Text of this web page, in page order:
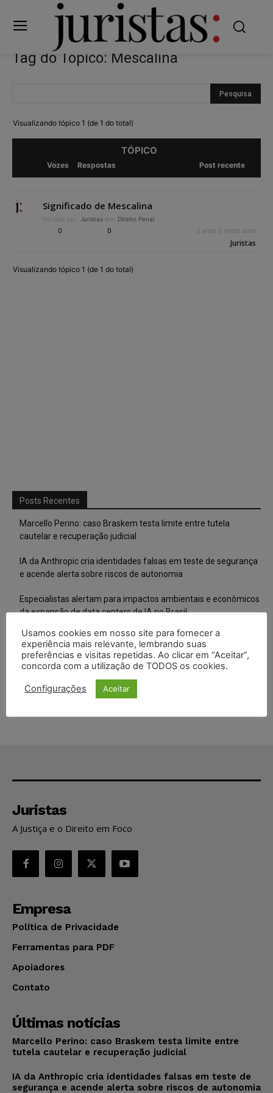
Tag do Tópico: Mescalina
Visualizando tópico 1 (de 1 do total)
TÓPICO
Vozes Respostas Post recente
Significado de Mescalina
Iniciado por: Juristas em: Direito Penal
0 0 2 anos, 5 meses atrás
Juristas
Visualizando tópico 1 (de 1 do total)
Posts Recentes
Marcello Perino: caso Braskem testa limite entre tutela
cautelar e recuperação judicial
IA da Anthropic cria identidades falsas em teste de segurança
e acende alerta sobre riscos de autonomia
Especialistas alertam para impactos ambientais e econômicos
da expansão de data centers de IA no Brasil
TSE reforça que sistemas das urnas eletrônicas tornam-se
invioláveis após assinatura digital e lacração
STF inicia julgamento sobre constitucionalidade da proibição
dos jogos de azar no Brasil
Juristas
A Justiça e o Direito em Foco
Empresa
Política de Privacidade
Ferramentas para PDF
Apoiadores
Contato
Últimas notícias
Marcello Perino: caso Braskem testa limite entre
tutela cautelar e recuperação judicial
IA da Anthropic cria identidades falsas em teste de
segurança e acende alerta sobre riscos de autonomia
Usamos cookies em nosso site para fornecer a
experiência mais relevante, lembrando suas
preferências e visitas repetidas. Ao clicar em “Aceitar”,
concorda com a utilização de TODOS os cookies.
Configurações Aceitar